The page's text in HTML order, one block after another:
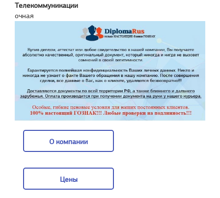
Телекоммуникации
очная
О компании
Цены